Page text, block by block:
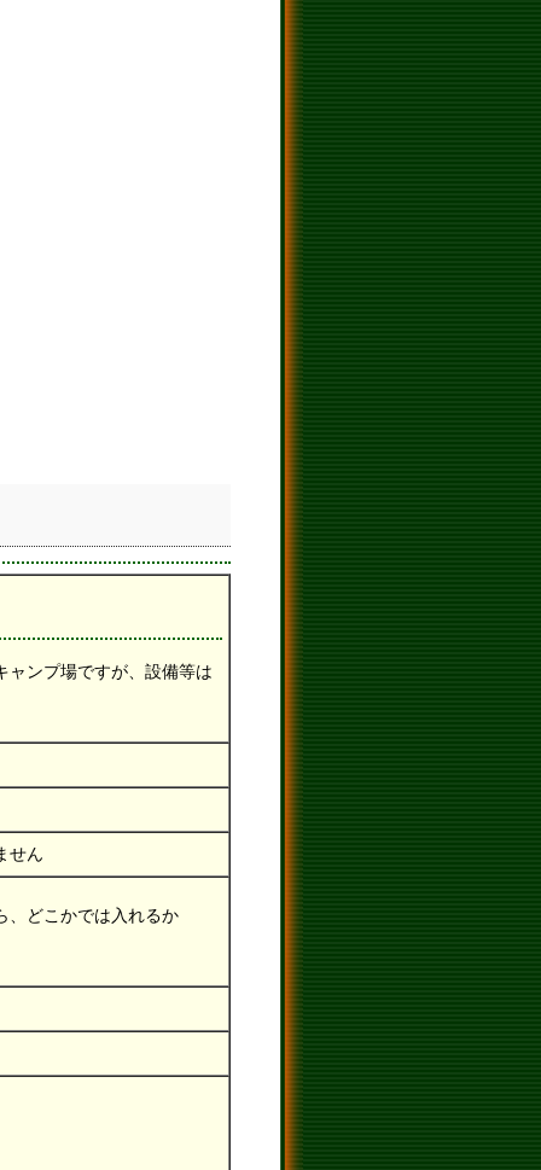
ャンプ場ですが、設備等は
せん
、どこかでは入れるか